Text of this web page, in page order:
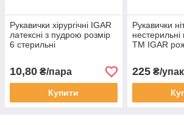
Рукавички хірургічні IGAR
латексні з пудрою розмір
6 стерильні
10,80 ₴/пара
Купити
Рукавички
ТМ IGAR
225₴/